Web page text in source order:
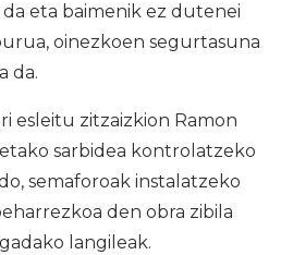
eta baimenik ez dutenei
oinezkoen segurtasuna
da.
esleitu zitzaizkion Ramon
sarbidea kontrolatzeko
semaforoak instalatzeko
den obra zibila
langileak.